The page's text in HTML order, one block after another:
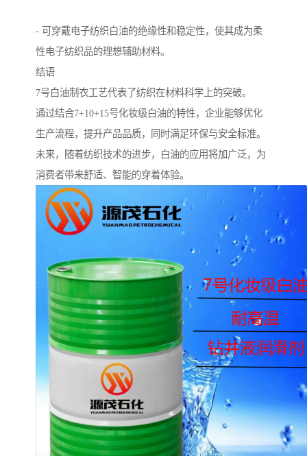
- 可穿戴电子纺织白油的绝缘性和稳定性，使其成为柔
性电子纺织品的理想辅助材料。
结语
7号白油制衣工艺代表了纺织在材料科学上的突破。
通过结合7+10+15号化妆级白油的特性，企业能够优化
生产流程，提升产品品质，同时满足环保与安全标准。
未来，随着纺织技术的进步，白油的应用将加广泛，为
消费者带来舒适、智能的穿着体验。